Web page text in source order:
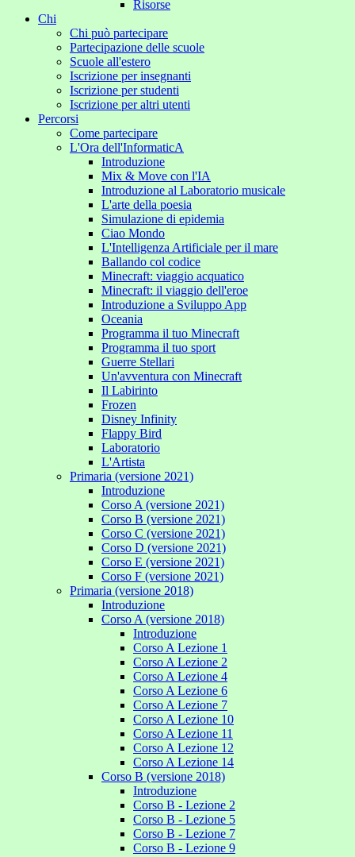
Risorse
Chi
Chi può partecipare
Partecipazione delle scuole
Scuole all'estero
Iscrizione per insegnanti
Iscrizione per studenti
Iscrizione per altri utenti
Percorsi
Come partecipare
L'Ora dell'InformaticA
Introduzione
Mix & Move con l'IA
Introduzione al Laboratorio musicale
L'arte della poesia
Simulazione di epidemia
Ciao Mondo
L'Intelligenza Artificiale per il mare
Ballando col codice
Minecraft: viaggio acquatico
Minecraft: il viaggio dell'eroe
Introduzione a Sviluppo App
Oceania
Programma il tuo Minecraft
Programma il tuo sport
Guerre Stellari
Un'avventura con Minecraft
Il Labirinto
Frozen
Disney Infinity
Flappy Bird
Laboratorio
L'Artista
Primaria (versione 2021)
Introduzione
Corso A (versione 2021)
Corso B (versione 2021)
Corso C (versione 2021)
Corso D (versione 2021)
Corso E (versione 2021)
Corso F (versione 2021)
Primaria (versione 2018)
Introduzione
Corso A (versione 2018)
Introduzione
Corso A Lezione 1
Corso A Lezione 2
Corso A Lezione 4
Corso A Lezione 6
Corso A Lezione 7
Corso A Lezione 10
Corso A Lezione 11
Corso A Lezione 12
Corso A Lezione 14
Corso B (versione 2018)
Introduzione
Corso B - Lezione 2
Corso B - Lezione 5
Corso B - Lezione 7
Corso B - Lezione 9